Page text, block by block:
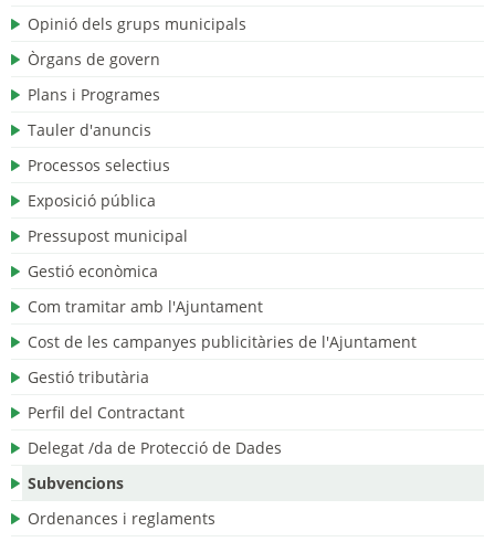
Opinió dels grups municipals
Òrgans de govern
Plans i Programes
Tauler d'anuncis
Processos selectius
Exposició pública
Pressupost municipal
Gestió econòmica
Com tramitar amb l'Ajuntament
Cost de les campanyes publicitàries de l'Ajuntament
Gestió tributària
Perfil del Contractant
Delegat /da de Protecció de Dades
Subvencions
Ordenances i reglaments